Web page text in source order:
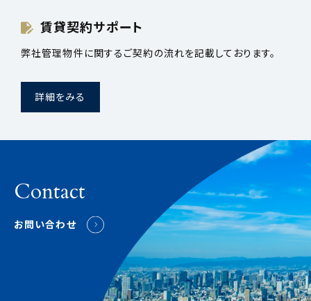
賃貸契約サポート
弊社管理物件に関するご契約の流れを記載しております。
詳細をみる
Contact
お問い合わせ